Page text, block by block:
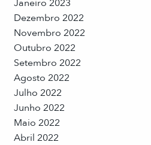
Janeiro 2023
Dezembro 2022
Novembro 2022
Outubro 2022
Setembro 2022
Agosto 2022
Julho 2022
Junho 2022
Maio 2022
Abril 2022